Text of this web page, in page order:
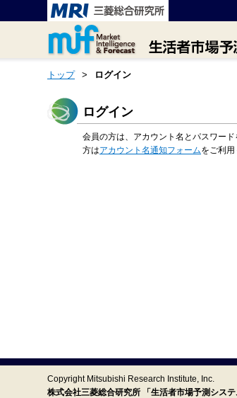
トップ > ログイン
ログイン
会員の方は、アカウント名とパスワー
方はアカウント名通知フォームをご利用
Copyright Mitsubishi Research Institute, Inc.
株式会社三菱総合研究所 「生活者市場予測シス